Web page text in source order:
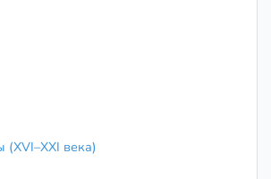
века)